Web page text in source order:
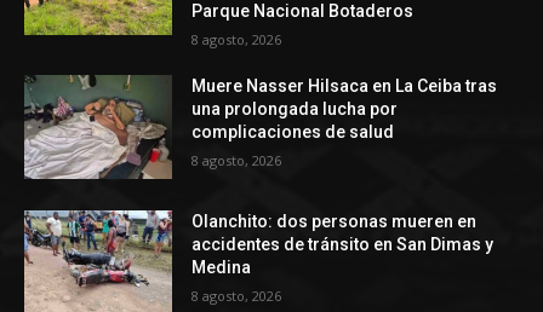
Parque Nacional Botaderos
8 agosto, 2026
Muere Nasser Hilsaca en La Ceiba tras
una prolongada lucha por
complicaciones de salud
8 agosto, 2026
Olanchito: dos personas mueren en
accidentes de tránsito en San Dimas y
Medina
8 agosto, 2026